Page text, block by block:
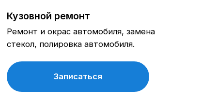
Ремонт и окрас автомобиля, замена
Кузовной ремонт